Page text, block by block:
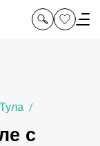
Тула /
с